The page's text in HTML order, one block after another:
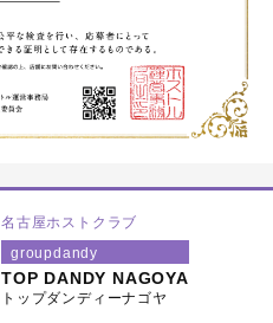
名古屋ホストクラブ
groupdandy
TOP DANDY NAGOYA
トップダンディーナゴヤ